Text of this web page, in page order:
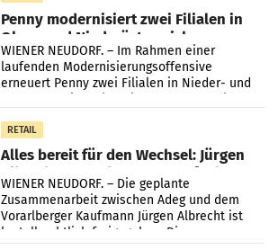
Penny modernisiert zwei Filialen in
Ober- und Niederösterreich
WIENER NEUDORF. – Im Rahmen einer
laufenden Modernisierungsoffensive
erneuert Penny zwei Filialen in Nieder- und
RETAIL
Alles bereit für den Wechsel: Jürgen
Albrecht setzt ab 1.1.2027 auf Adeg
WIENER NEUDORF. – Die geplante
Zusammenarbeit zwischen Adeg und dem
Vorarlberger Kaufmann Jürgen Albrecht ist
kartellrechtlich freigegeben: Die